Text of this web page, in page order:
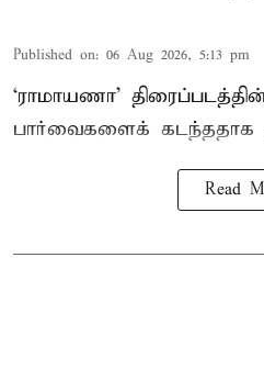
Published on: 06 Aug 2026, 5:13 pm
‘ராமாயணா’
பார்வைகளைக் கடந்ததாக
Read